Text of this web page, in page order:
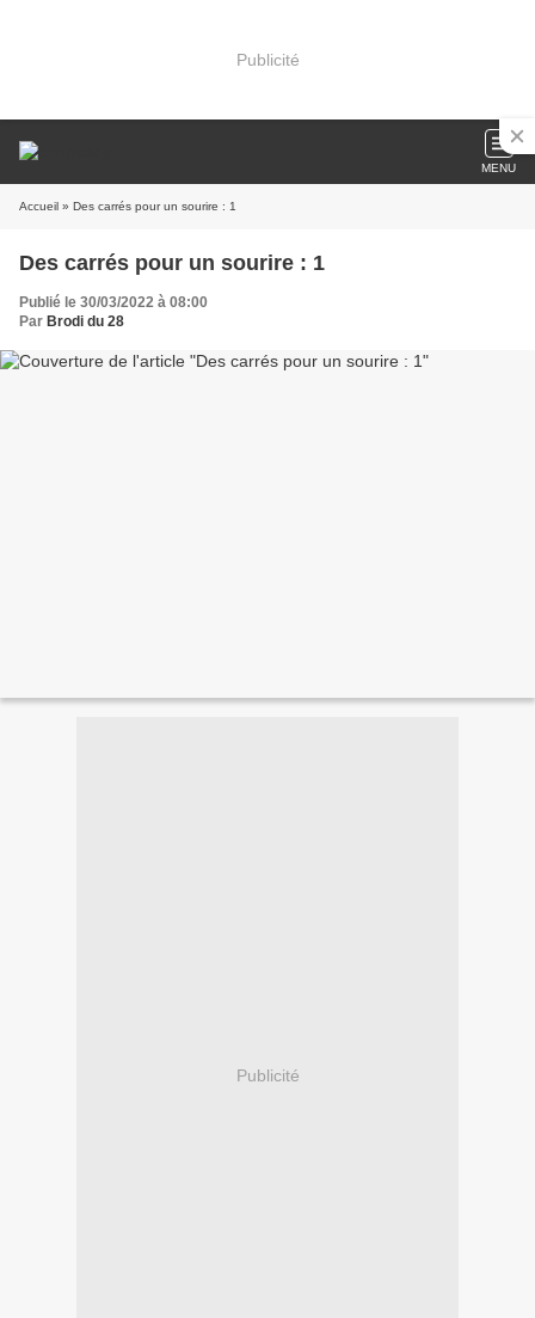
Publicité
MENU
Accueil » Des carrés pour un sourire : 1
Des carrés pour un sourire : 1
Publié le 30/03/2022 à 08:00
Par Brodi du 28
Publicité